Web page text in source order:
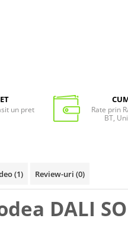
un pret
Rate prin
BT,
(1) Review-uri (0)
DALI